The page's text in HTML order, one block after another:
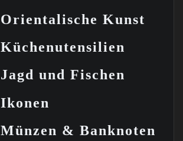
Orientalische Kunst
Küchenutensilien
Jagd undFischen
Ikonen
Münzen &Banknoten